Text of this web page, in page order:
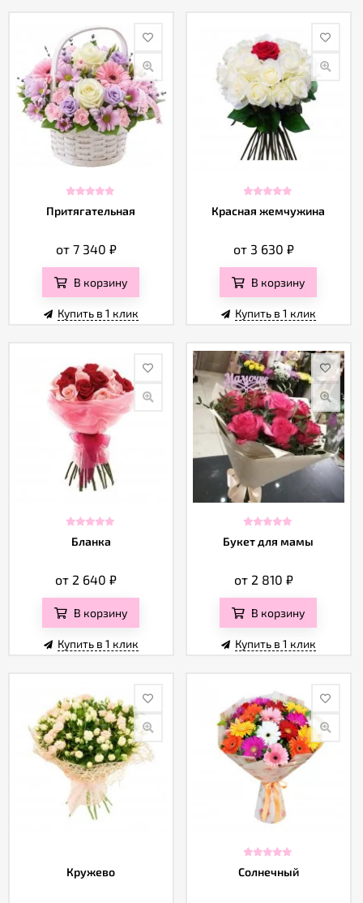
Притягательная
от 7 340 ₽
В корзину
Купить в 1 клик
Красная жемчужина
от 3 630 ₽
В корзину
Купить в 1 клик
Бланка
от 2 640₽
В корзину
Купить в 1 клик
Букет для мамы
от 2 810 ₽
В корзину
Купить в 1 клик
Кружево Солнечный